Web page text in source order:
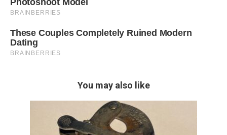
You may also like